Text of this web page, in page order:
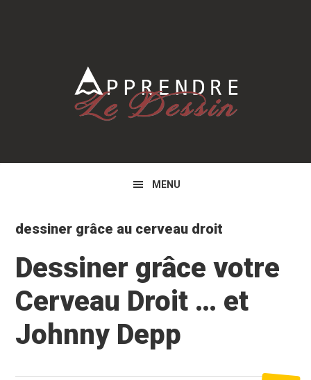
MENU
dessiner grâce au cerveau droit
Dessiner grâce votre
Cerveau Droit … et
Johnny Depp